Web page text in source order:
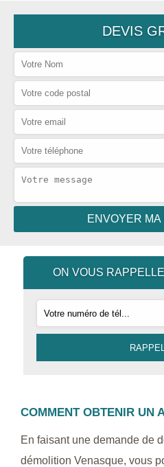
DEVIS
ON VOUS
COMMENT OBTENIR UN
En faisant une demande de
démolition Venasque, vous